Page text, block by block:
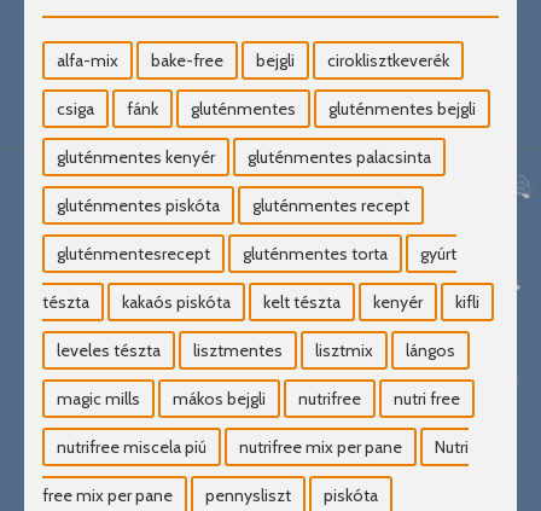
alfa-mix bake-free bejgli ciroklisztkeverék
csiga fánk gluténmentes gluténmentes bejgli
gluténmentes kenyér gluténmentes palacsinta
gluténmentes piskóta gluténmentes recept
gluténmentesrecept gluténmentes torta gyúrt
tészta kakaós piskóta kelt tészta kenyér kifli
leveles tészta lisztmentes lisztmix lángos
magic mills mákos bejgli nutrifree nutri free
nutrifree miscela piú nutrifree mix per pane Nutri
free mix per pane pennysliszt piskóta